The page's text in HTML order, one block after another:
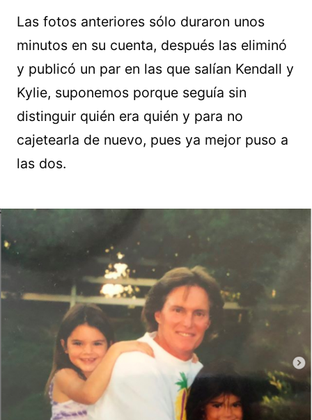
Las fotos anteriores sólo duraron unos
minutos en su cuenta, después las eliminó
y publicó un par en las que salían Kendall y
Kylie, suponemos porque seguía sin
distinguir quién era quién y para no
cajetearla de nuevo, pues ya mejor puso a
las dos.